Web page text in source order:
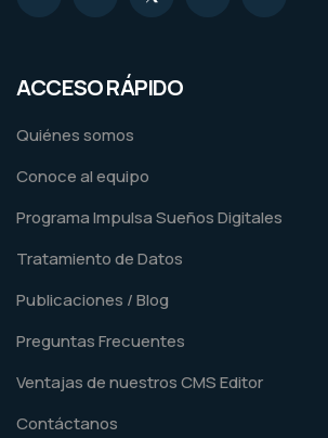
ACCESO RÁPIDO
Quiénes somos
Conoce al equipo
Programa Impulsa Sueños Digitales
Tratamiento de Datos
Publicaciones / Blog
Preguntas Frecuentes
Ventajas de nuestros CMS Editor
Contáctanos